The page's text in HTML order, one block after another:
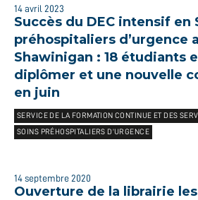
14 avril 2023
Succès du DEC intensif en
préhospitaliers d’urgence
Shawinigan : 18 étudiants
diplômer et une nouvelle
en juin
SERVICE DE LA FORMATION CONTINUE ET DES
SOINS PRÉHOSPITALIERS D’URGENCE
14 septembre 2020
Ouverture de la librairie